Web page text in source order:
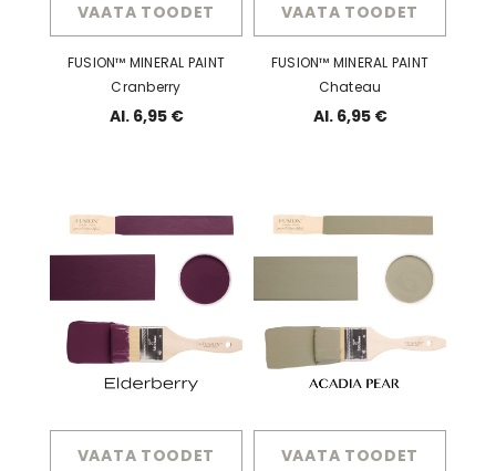
VAATA TOODET
FUSION™ MINERAL PAINT
Cranberry
Al. 6,95 €
VAATA TOODET
FUSION™ MINERAL PAINT
Chateau
Al. 6,95 €
VAATA TOODET VAATA TOODET